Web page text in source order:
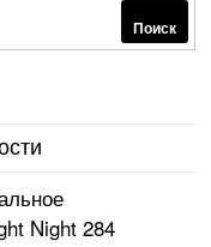
Поиск
Night 284